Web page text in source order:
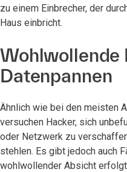
zu einem Einbrecher, der
Haus einbricht.
Wohlwollende
Datenpannen
Ähnlich wie bei den meisten
versuchen Hacker, sich
oder Netzwerk zu
stehlen. Es gibt jedoch auch
wohlwollender Absicht